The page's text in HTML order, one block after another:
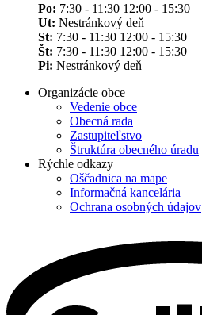
Po: 7:30 - 11:30 12:00 - 15:30
Ut: Nestránkový deň
St: 7:30 - 11:30 12:00 - 15:30
Št: 7:30 - 11:30 12:00 - 15:30
Pi: Nestránkový deň
Organizácie obce
Vedenie obce
Obecná rada
Zastupiteľstvo
Štruktúra obecného úradu
Rýchle odkazy
Oščadnica na mape
Informačná kancelária
Ochrana osobných údajov